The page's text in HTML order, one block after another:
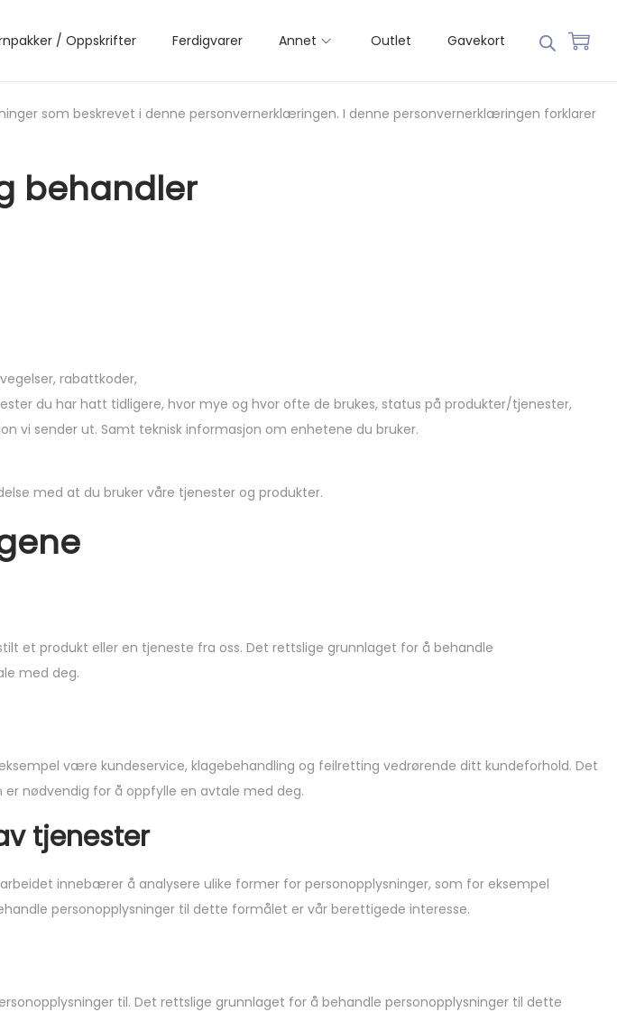
/ Oppskrifter Ferdigvarer Annet Outlet Gavekort
som beskrevet i denne personvernerklæringen. I denne personvernerklæringen forklarer
behandler
rabattkoder,
du har hatt tidligere, hvor mye og hvor ofte de brukes, status på produkter/tjenester,
vi sender ut. Samt teknisk informasjon om enhetene du bruker.
med at du bruker våre tjenester og produkter.
et produkt eller en tjeneste fra oss. Det rettslige grunnlaget for å behandle
med deg.
være kundeservice, klagebehandling og feilretting vedrørende ditt kundeforhold. Det
nødvendig for å oppfylle en avtale med deg.
tjenester
innebærer å analysere ulike former for personopplysninger, som for eksempel
personopplysninger til dette formålet er vår berettigede interesse.
til. Det rettslige grunnlaget for å behandle personopplysninger til dette